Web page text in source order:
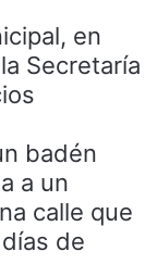
en
Secretaría
badén
a un
calle que
de